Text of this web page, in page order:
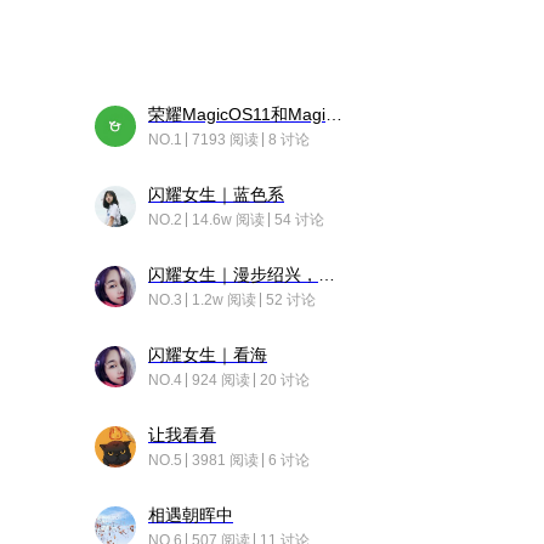
NO.1 7193 阅读 8 讨论
闪耀女生｜蓝色系
NO.2 14.6w 阅读 54 讨论
NO.3 1.2w 阅读 52 讨论
闪耀女生｜看海
NO.4 924 阅读 20 讨论
让我看看
NO.5 3981 阅读 6 讨论
相遇朝晖中
NO.6 507 阅读 11 讨论